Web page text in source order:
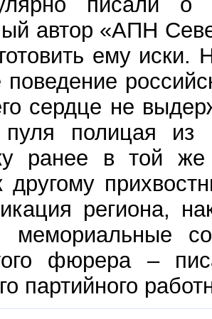
автор «АПН
ему
поведение
сердце не
пуля полицая
ранее в той же
другому
региона,
мемориальные
фюрера –
партийного